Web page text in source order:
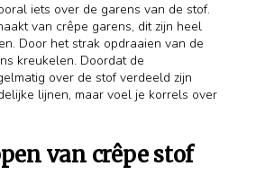
iets over de garens van de stof.
van crêpe garens, dit zijn heel
Door het strak opdraaien van de
kreukelen. Doordat de
over de stof verdeeld zijn
lijnen, maar voel je korrels over
van crêpe stof